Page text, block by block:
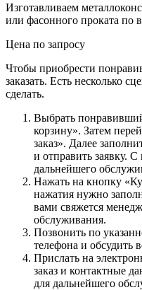
Изготавливаем
или фасонного проката по
Цена по запросу
Чтобы приобрести
заказать. Есть несколько
сделать.
Выбрать
корзину». Затем
заказ». Далее
и отправить заявку.
дальнейшего
Нажать на кнопку «
нажатия нужно
вами свяжется
обслуживания.
Позвонить по
телефона и обсудить
Прислать на
заказ и контактные
для дальнейшего